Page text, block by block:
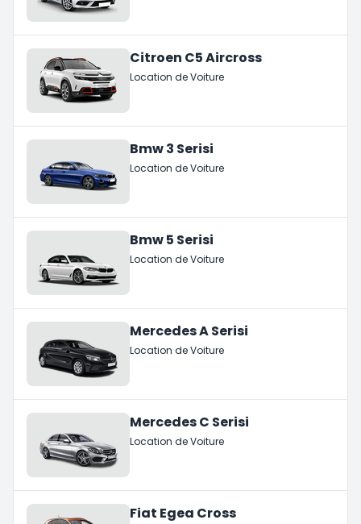
Citroen C5 Aircross
Location de Voiture
Bmw 3 Serisi
Location de Voiture
Bmw 5 Serisi
Location de Voiture
Mercedes A Serisi
Location de Voiture
Mercedes C Serisi
Location de Voiture
Fiat Egea Cross